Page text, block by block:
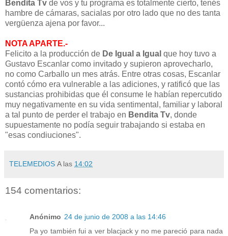
Bendita Tv de vos y tu programa es totalmente cierto, tenés
hambre de cámaras, sacialas por otro lado que no des tanta
vergüenza ajena por favor...
NOTA APARTE.-
Felicito a la producción de De Igual a Igual que hoy tuvo a
Gustavo Escanlar como invitado y supieron aprovecharlo,
no como Carballo un mes atrás. Entre otras cosas, Escanlar
contó cómo era vulnerable a las adiciones, y ratificó que las
sustancias prohibidas que él consume le habían repercutido
muy negativamente en su vida sentimental, familiar y laboral
a tal punto de perder el trabajo en Bendita Tv, donde
supuestamente no podía seguir trabajando si estaba en
"esas condiuciones".
TELEMEDIOS A las 14:02
154 comentarios:
Anónimo 24 de junio de 2008 a las 14:46
Pa yo también fui a ver blacjack y no me pareció para nada